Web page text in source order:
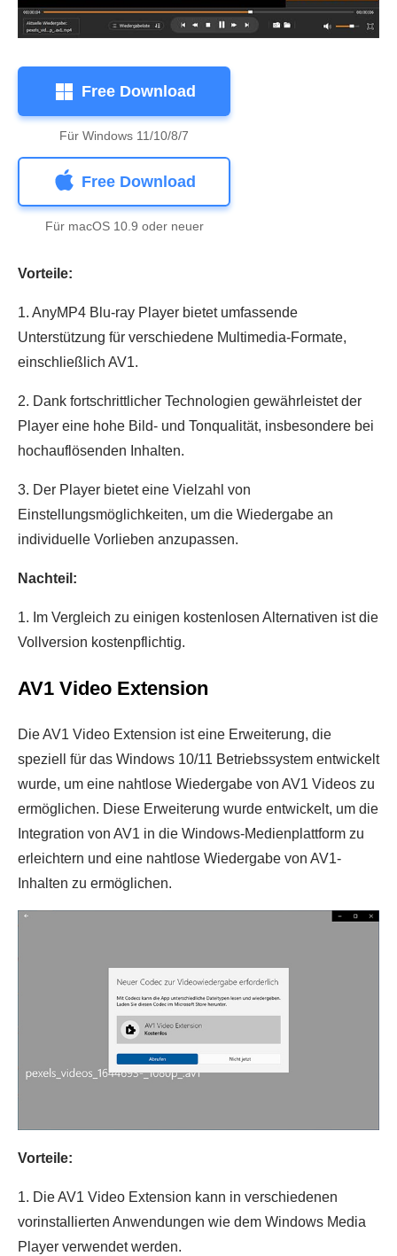
Free Download
Für Windows 11/10/8/7
Free Download
Für macOS 10.9 oder neuer
Vorteile:
1. AnyMP4 Blu-ray Player bietet umfassende
Unterstützung für verschiedene Multimedia-Formate,
einschließlich AV1.
2. Dank fortschrittlicher Technologien gewährleistet der
Player eine hohe Bild- und Tonqualität, insbesondere bei
hochauflösenden Inhalten.
3. Der Player bietet eine Vielzahl von
Einstellungsmöglichkeiten, um die Wiedergabe an
individuelle Vorlieben anzupassen.
Nachteil:
1. Im Vergleich zu einigen kostenlosen Alternativen ist die
Vollversion kostenpflichtig.
AV1 Video Extension
Die AV1 Video Extension ist eine Erweiterung, die
speziell für das Windows 10/11 Betriebssystem entwickelt
wurde, um eine nahtlose Wiedergabe von AV1 Videos zu
ermöglichen. Diese Erweiterung wurde entwickelt, um die
Integration von AV1 in die Windows-Medienplattform zu
erleichtern und eine nahtlose Wiedergabe von AV1-
Inhalten zu ermöglichen.
Vorteile:
1. Die AV1 Video Extension kann in verschiedenen
vorinstallierten Anwendungen wie dem Windows Media
Player verwendet werden.